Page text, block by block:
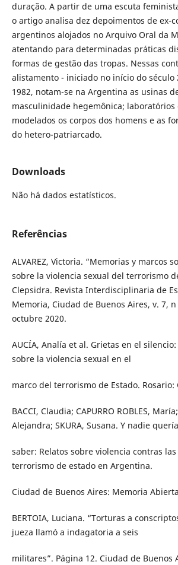
duração. A partir de uma escuta
o artigo analisa dez depoimentos de ex-
argentinos alojados no Arquivo Oral da
atentando para determinadas práticas
formas de gestão das tropas. Nessas
alistamento - iniciado no início do século
1982, notam-se na Argentina as usinas
masculinidade hegemônica; laboratórios
modelados os corpos dos homens e as
do hetero-patriarcado.
Downloads
Não há dados estatísticos.
Referências
ALVAREZ, Victoria. “Memorias y marcos
sobre la violencia sexual del terrorismo
Clepsidra. Revista Interdisciplinaria de
Memoria, Ciudad de Buenos Aires, v. 7, n
octubre 2020.
AUCÍA, Analía et al. Grietas en el
sobre la violencia sexual en el
marco del terrorismo de Estado. Rosario:
BACCI, Claudia; CAPURRO ROBLES,
Alejandra; SKURA, Susana. Y nadie quería
saber: Relatos sobre violencia contras
terrorismo de estado en Argentina.
Ciudad de Buenos Aires: Memoria
BERTOIA, Luciana. “Torturas a
jueza llamó a indagatoria a seis
militares”. Página 12. Ciudad de Buenos